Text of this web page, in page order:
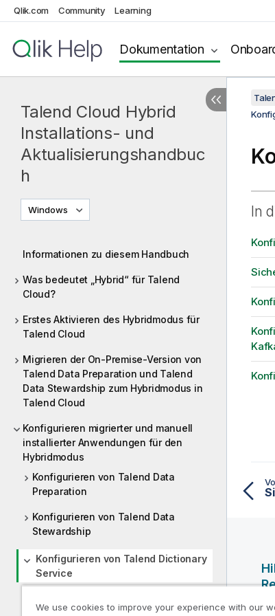
Qlik.com Community Learning
Dokumentation
Talend Cloud Hybrid
Installations- und
Aktualisierungshandbuc
h
Windows
Informationen zu diesem Handbuch
Was bedeutet „Hybrid“ für Talend
Cloud?
Erstes Aktivieren des Hybridmodus für
Talend Cloud
Migrieren der On-Premise-Version von
Talend Data Preparation und Talend
Data Stewardship zum Hybridmodus in
Talend Cloud
Konfigurieren migrierter und manuell
installierter Anwendungen für den
Hybridmodus
Konfigurieren von Talend Data
Preparation
Konfigurieren von Talend Data
Stewardship
Konfigurieren von Talend Dictionary
Service
Talend Dictionary Service
In
We use cookies to improve your experience with our